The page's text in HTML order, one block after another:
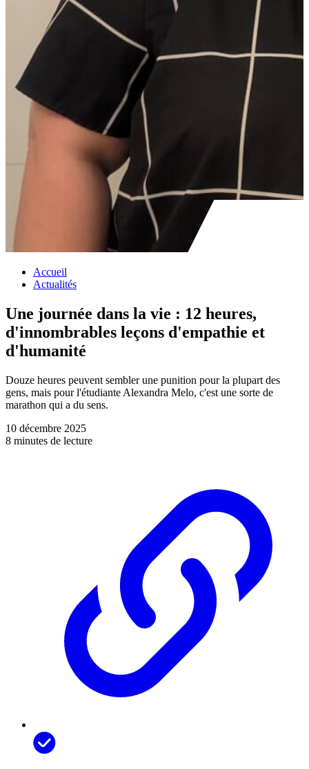
Accueil
Actualités
Une journée dans la vie : 12 heures,
d'innombrables leçons d'empathie et
d'humanité
Douze heures peuvent sembler une punition pour la plupart des
gens, mais pour l'étudiante Alexandra Melo, c'est une sorte de
marathon qui a du sens.
10 décembre 2025
8 minutes de lecture